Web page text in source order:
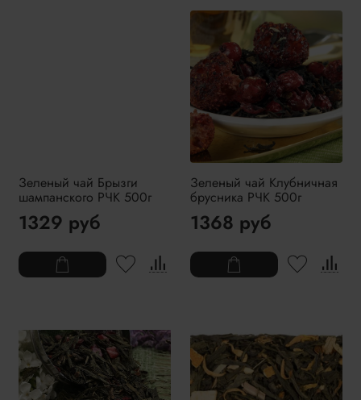
Зеленый чай Брызги
шампанского РЧК 500г
1329 руб
Зеленый чай Клубничная
брусника РЧК 500г
1368 руб